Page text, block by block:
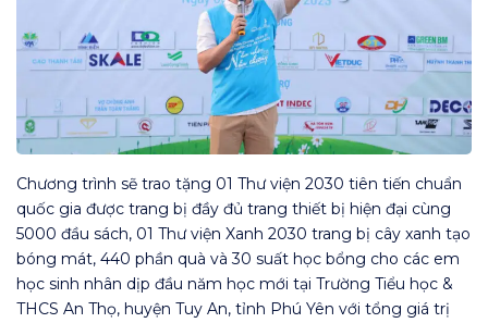
Chương trình sẽ trao tặng 01 Thư viện 2030 tiên tiến chuẩn
quốc gia được trang bị đầy đủ trang thiết bị hiện đại cùng
5000 đầu sách, 01 Thư viện Xanh 2030 trang bị cây xanh tạo
bóng mát, 440 phần quà và 30 suất học bổng cho các em
học sinh nhân dịp đầu năm học mới tại Trường Tiểu học &
THCS An Thọ, huyện Tuy An, tỉnh Phú Yên với tổng giá trị